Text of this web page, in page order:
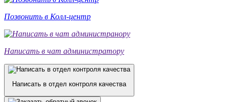
Позвонить в Колл-центр
Написать в чат администратору
Написать в отдел контроля качества